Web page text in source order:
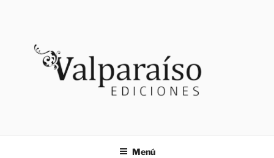
VALPARAISO EDICIONES
Menú